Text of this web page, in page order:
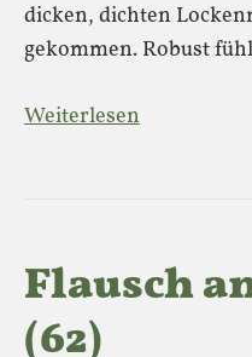
dicken, dichten
gekommen. Robust
Weiterlesen
Flausch
(62)